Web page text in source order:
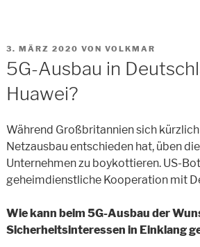
VERÖFFENTLICHT
3. MÄRZ 2020 VON VOLKMAR
5G-Ausbau in
Huawei?
Während Großbritannien sich
Netzausbau entschieden hat, üben
Unternehmen zu boykottieren. US-
geheimdienstliche Kooperation mit
Wie kann beim 5G-Ausbau der
Sicherheitsinteressen in Einklang